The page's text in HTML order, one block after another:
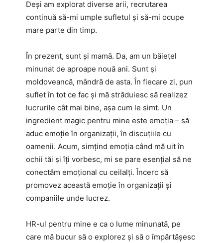
Deși am explorat diverse arii, recrutarea
continuă să-mi umple sufletul și să-mi ocupe
mare parte din timp.
În prezent, sunt și mamă. Da, am un băiețel
minunat de aproape nouă ani. Sunt și
moldoveancă, mândră de asta. În fiecare zi, pun
suflet în tot ce fac și mă străduiesc să realizez
lucrurile cât mai bine, așa cum le simt. Un
ingredient magic pentru mine este emoția – să
aduc emoție în organizații, în discuțiile cu
oamenii. Acum, simțind emoția când mă uit în
ochii tăi și îți vorbesc, mi se pare esențial să ne
conectăm emoțional cu ceilalți. Încerc să
promovez această emoție în organizații și
companiile unde lucrez.
HR-ul pentru mine e ca o lume minunată, pe
care mă bucur să o explorez și să o împărtășesc